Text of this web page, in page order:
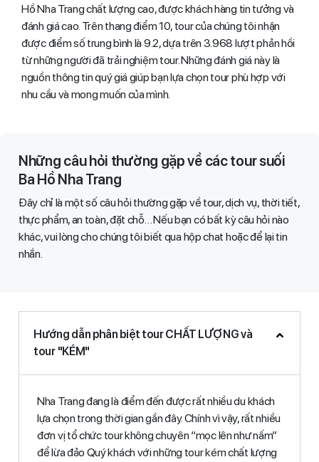
Hồ Nha Trang chất lượng cao, được khách hàng tin tưởng và
đánh giá cao. Trên thang điểm 10, tour của chúng tôi nhận
được điểm số trung bình là 9.2, dựa trên 3.968 lượt phản hồi
từ những người đã trải nghiệm tour. Những đánh giá này là
nguồn thông tin quý giá giúp bạn lựa chọn tour phù hợp với
nhu cầu và mong muốn của mình.
Những câu hỏi thường gặp về các tour suối
Ba Hồ Nha Trang
Đây chỉ là một số câu hỏi thường gặp về tour, dịch vụ, thời tiết,
thực phẩm, an toàn, đặt chỗ… Nếu bạn có bất kỳ câu hỏi nào
khác, vui lòng cho chúng tôi biết qua hộp chat hoặc để lại tin
nhắn.
Hướng dẫn phân biệt tour CHẤT LƯỢNG và
tour "KÉM"
Nha Trang đang là điểm đến được rất nhiều du khách
lựa chọn trong thời gian gần đây. Chính vì vậy, rất nhiều
đơn vị tổ chức tour không chuyên “mọc lên như nấm”
để lừa đảo Quý khách với những tour kém chất lượng